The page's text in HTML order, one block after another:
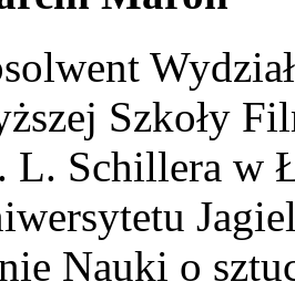
Szkoły
L. Schillera w
Nauki o